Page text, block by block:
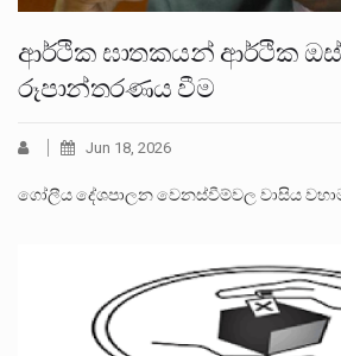
ආර්ථික ඝාතකයන් ආර්ථික
රූපාන්තරණය වීම
Jun 18, 2026
ගෝලීය දේශපාලන වෙනස්වීම්වල වාසිය